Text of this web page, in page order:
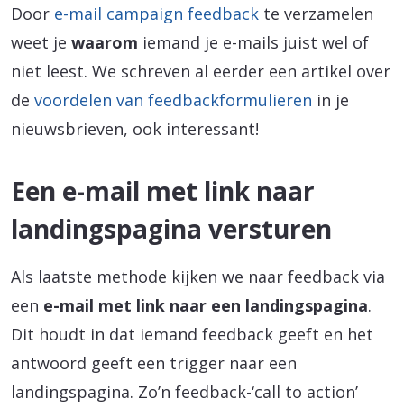
Door e-mail campaign feedback te verzamelen
weet je waarom iemand je e-mails juist wel of
niet leest. We schreven al eerder een artikel over
de voordelen van feedbackformulieren in je
nieuwsbrieven, ook interessant!
Een e-mail met link naar
landingspagina versturen
Als laatste methode kijken we naar feedback via
een e-mail met link naar een landingspagina.
Dit houdt in dat iemand feedback geeft en het
antwoord geeft een trigger naar een
landingspagina. Zo’n feedback-‘call to action’